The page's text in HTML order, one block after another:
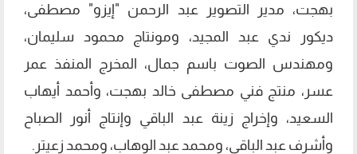
بهجت، مدير التصوير عبد الرحمن "إيزو" مصطفى،
ديكور ندي عبد المجيد، ومونتاج محمود سليمان،
ومهندس الصوت باسم جمال، المخرج المنفذ عمر
عسر، منتج فني مصطفى خالد بهجت، وأحمد أيهاب
السعيد، وإخراج زينة عبد الباقي وإنتاج أنور الصباح
وأشرف عبد الباقي، ومحمد عبد الوهاب، ومحمد زعيتر.